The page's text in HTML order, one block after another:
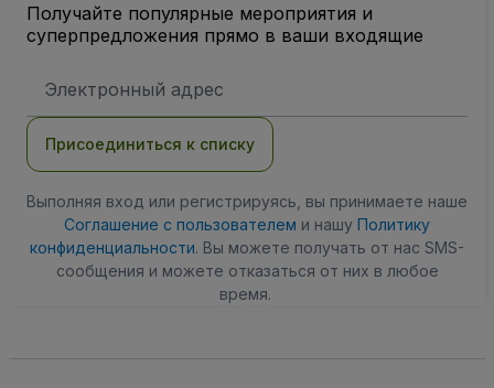
Получайте популярные мероприятия и
суперпредложения прямо в ваши входящие
электронной
Присоединиться к списку
Выполняя вход или регистрируясь, вы принимаете наше
Соглашение с пользователем и нашу Политику
конфиденциальности. Вы можете получать от нас SMS-
сообщения и можете отказаться от них в любое
время.